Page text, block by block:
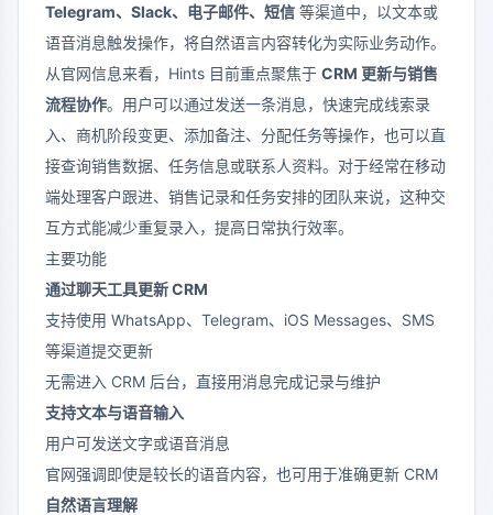
Telegram、Slack、电子邮件、短信 等渠道中，以文本或
语音消息触发操作，将自然语言内容转化为实际业务动作。
从官网信息来看，Hints 目前重点聚焦于 CRM 更新与销售
流程协作。用户可以通过发送一条消息，快速完成线索录
入、商机阶段变更、添加备注、分配任务等操作，也可以直
接查询销售数据、任务信息或联系人资料。对于经常在移动
端处理客户跟进、销售记录和任务安排的团队来说，这种交
互方式能减少重复录入，提高日常执行效率。
主要功能
通过聊天工具更新 CRM
支持使用 WhatsApp、Telegram、iOS Messages、SMS
等渠道提交更新
无需进入 CRM 后台，直接用消息完成记录与维护
支持文本与语音输入
用户可发送文字或语音消息
官网强调即使是较长的语音内容，也可用于准确更新 CRM
自然语言理解